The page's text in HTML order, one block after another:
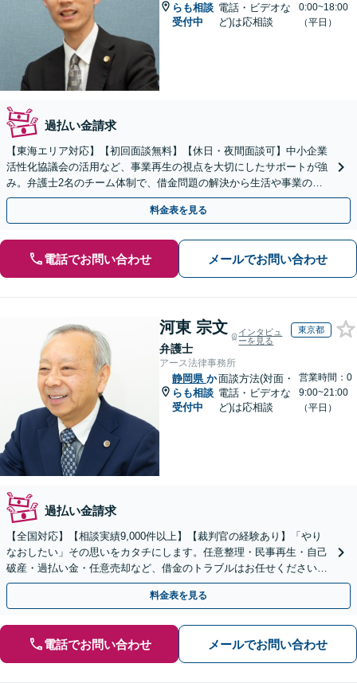
らも相談
受付中
電話・ビデオな
ど)は応相談
0:00~18:00
（平日）
過払い金請求
【東海エリア対応】【初回面談無料】【休日・夜間面談可】中小企業
活性化協議会の活用など、事業再生の視点を大切にしたサポートが強
み。弁護士2名のチーム体制で、借金問題の解決から生活や事業の立
て直しまで丁寧に寄り添います。【法人・個人】
料金表を見る
電話でお問い合わせ メールでお問い合わせ
河東 宗文
弁護士
インタビュ
ーを見る
東京都
アース法律事務所
静岡県 か
らも相談
受付中
面談方法(対面・
電話・ビデオな
ど)は応相談
営業時間：0
9:00~21:00
（平日）
過払い金請求
【全国対応】【相談実績9,000件以上】【裁判官の経験あり】「やり
なおしたい」その思いをカタチにします。任意整理・民事再生・自己
破産・過払い金・任意売却など、借金のトラブルはお任せください。
【初回相談無料】【全国対応可能】
料金表を見る
電話でお問い合わせ メールでお問い合わせ